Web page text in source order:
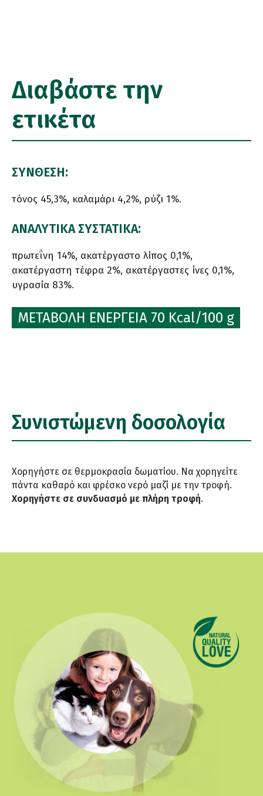
Διαβάστε την
ετικέτα
ΣΥΝΘΕΣΗ:
τόνος 45,3%, καλαμάρι 4,2%, ρύζι 1%.
ΑΝΑΛΥΤΙΚΑ ΣΥΣΤΑΤΙΚΑ:
πρωτεΐνη 14%, ακατέργαστο λίπος 0,1%,
ακατέργαστη τέφρα 2%, ακατέργαστες ίνες 0,1%,
υγρασία 83%.
ΜΕΤΑΒΟΛΗ ΕΝΕΡΓΕΙΑ 70 Kcal/100 g
Συνιστώμενη δοσολογία
Χορηγήστε σε θερμοκρασία δωματίου. Να χορηγείτε
πάντα καθαρό και φρέσκο νερό μαζί με την τροφή.
Χορηγήστε σε συνδυασμό με πλήρη τροφή.